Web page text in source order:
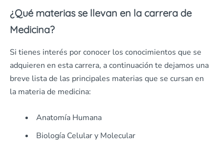
¿Qué materias se llevan en la carrera de
Medicina?
Si tienes interés por conocer los conocimientos que se
adquieren en esta carrera, a continuación te dejamos una
breve lista de las principales materias que se cursan en
la materia de medicina:
Anatomía Humana
Biología Celular y Molecular